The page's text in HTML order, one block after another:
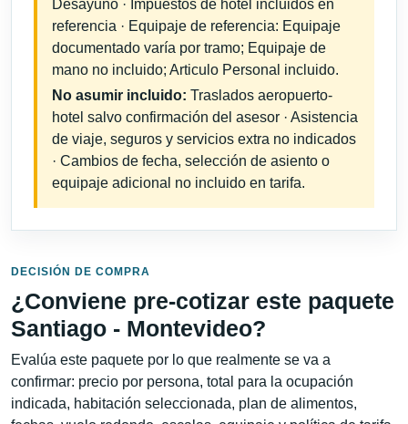
Desayuno · Impuestos de hotel incluidos en
referencia · Equipaje de referencia: Equipaje
documentado varía por tramo; Equipaje de
mano no incluido; Articulo Personal incluido.
No asumir incluido: Traslados aeropuerto-
hotel salvo confirmación del asesor · Asistencia
de viaje, seguros y servicios extra no indicados
· Cambios de fecha, selección de asiento o
equipaje adicional no incluido en tarifa.
DECISIÓN DE COMPRA
¿Conviene pre-cotizar este paquete
Santiago - Montevideo?
Evalúa este paquete por lo que realmente se va a
confirmar: precio por persona, total para la ocupación
indicada, habitación seleccionada, plan de alimentos,